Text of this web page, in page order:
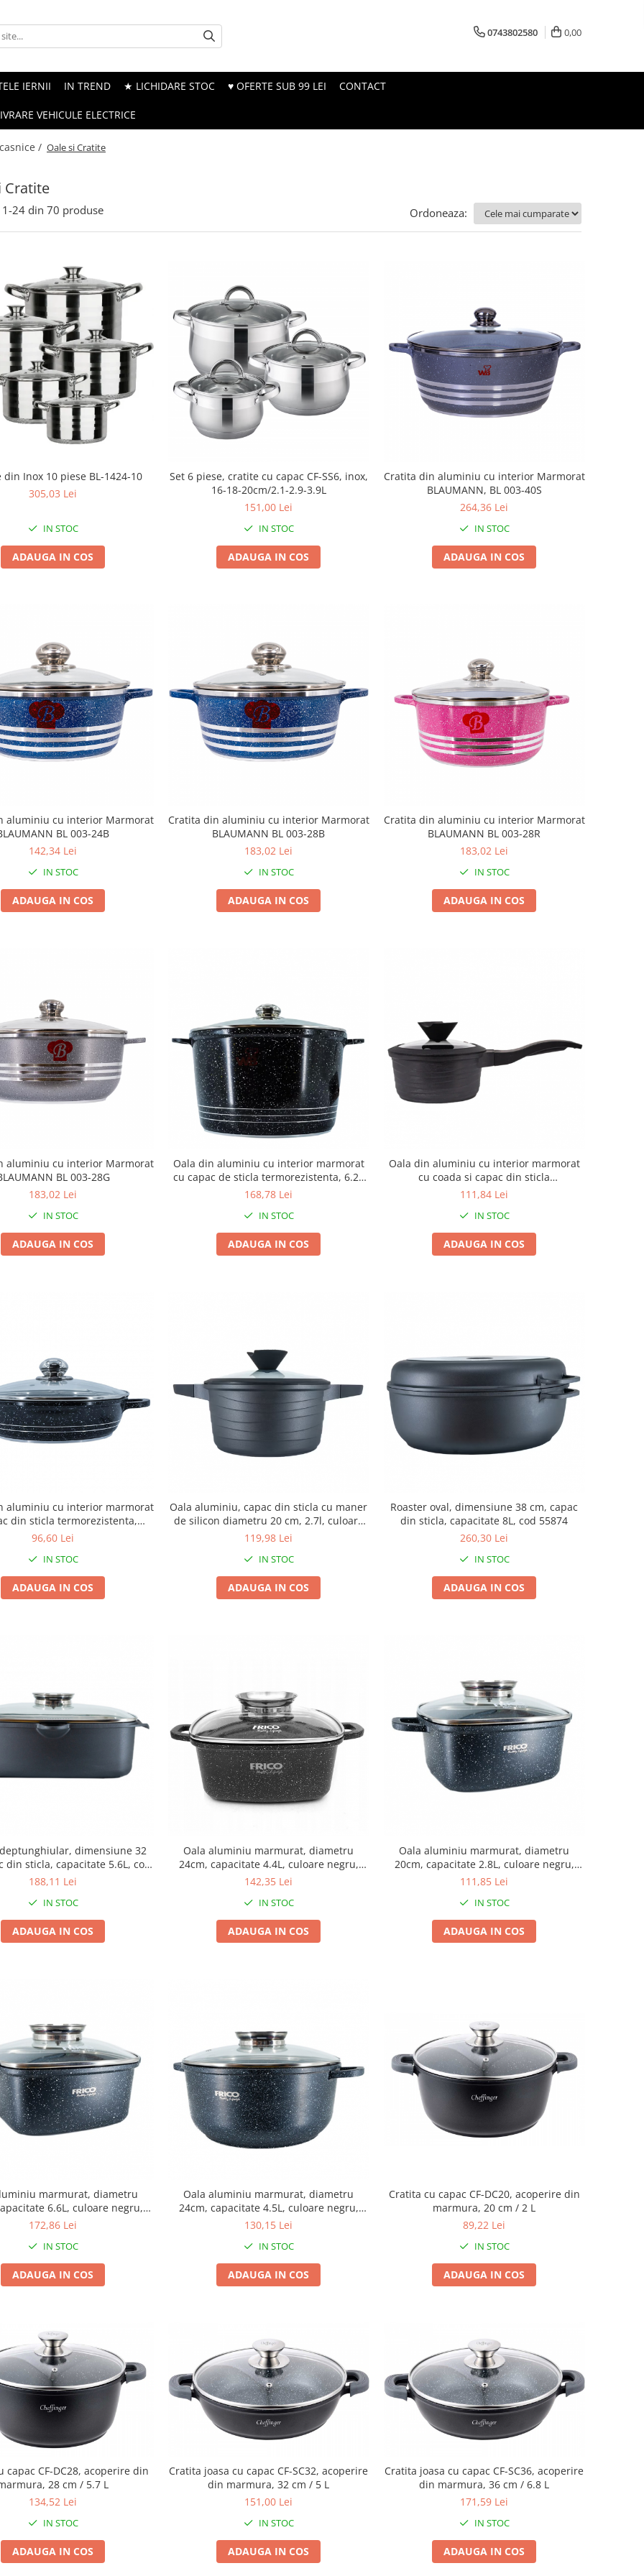
0743802580 0,00
IERNII IN TREND ★ LICHIDARE STOC ♥ OFERTE SUB 99 LEI CONTACT
VEHICULE ELECTRICE
/ Oale si Cratite
Cratite
1-24 din 70 produse Ordoneaza:
din Inox 10 piese BL-1424-10
305,03 Lei
IN STOC
ADAUGA IN COS
Set 6 piese, cratite cu capac CF-SS6, inox,
16-18-20cm/2.1-2.9-3.9L
151,00 Lei
IN STOC
ADAUGA IN COS
Cratita din aluminiu cu interior Marmorat
BLAUMANN, BL 003-40S
264,36 Lei
IN STOC
ADAUGA IN COS
aluminiu cu interior Marmorat
BL 003-24B
142,34 Lei
IN STOC
ADAUGA IN COS
Cratita din aluminiu cu interior Marmorat
BLAUMANN BL 003-28B
183,02 Lei
IN STOC
ADAUGA IN COS
Cratita din aluminiu cu interior Marmorat
BLAUMANN BL 003-28R
183,02 Lei
IN STOC
ADAUGA IN COS
aluminiu cu interior Marmorat
BL 003-28G
183,02 Lei
IN STOC
ADAUGA IN COS
Oala din aluminiu cu interior marmorat
cu capac de sticla termorezistenta, 6.2L
Wellberg WB-005-24N
168,78 Lei
IN STOC
ADAUGA IN COS
Oala din aluminiu cu interior marmorat
cu coada si capac din sticla
termorezistenta, 1.5L, 55872-16
111,84 Lei
IN STOC
ADAUGA IN COS
aluminiu cu interior marmorat
din sticla termorezistenta,
Blaumann BL 103-24M
96,60 Lei
IN STOC
ADAUGA IN COS
Oala aluminiu, capac din sticla cu maner
de silicon diametru 20 cm, 2.7l, culoare
black pro, cod 55872-20
119,98 Lei
IN STOC
ADAUGA IN COS
Roaster oval, dimensiune 38 cm, capac
din sticla, capacitate 8L, cod 55874
260,30 Lei
IN STOC
ADAUGA IN COS
dimensiune 32
din sticla, capacitate 5.6L, cod
55873
188,11 Lei
IN STOC
ADAUGA IN COS
Oala aluminiu marmurat, diametru
24cm, capacitate 4.4L, culoare negru,
capac de sticla, cod 4402
142,35 Lei
IN STOC
ADAUGA IN COS
Oala aluminiu marmurat, diametru
20cm, capacitate 2.8L, culoare negru,
capac de sticla, cod 4401
111,85 Lei
IN STOC
ADAUGA IN COS
marmurat, diametru
6.6L, culoare negru,
capac de sticla, cod 4403
172,86 Lei
IN STOC
ADAUGA IN COS
Oala aluminiu marmurat, diametru
24cm, capacitate 4.5L, culoare negru,
capac de sticla
130,15 Lei
IN STOC
ADAUGA IN COS
Cratita cu capac CF-DC20, acoperire din
marmura, 20 cm / 2 L
89,22 Lei
IN STOC
ADAUGA IN COS
capac CF-DC28, acoperire din
28 cm / 5.7 L
134,52 Lei
IN STOC
ADAUGA IN COS
Cratita joasa cu capac CF-SC32, acoperire
din marmura, 32 cm / 5 L
151,00 Lei
IN STOC
ADAUGA IN COS
Cratita joasa cu capac CF-SC36, acoperire
din marmura, 36 cm / 6.8 L
171,59 Lei
IN STOC
ADAUGA IN COS